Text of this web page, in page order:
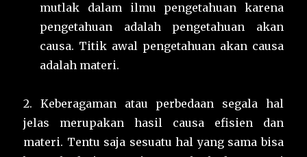
mutlak dalam ilmu pengetahuan karena
pengetahuan adalah pengetahuan akan
causa. Titik awal pengetahuan akan causa
adalah materi.
2. Keberagaman atau perbedaan segala hal
jelas merupakan hasil causa efisien dan
materi. Tentu saja sesuatu hal yang sama bisa